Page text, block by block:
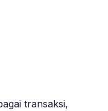
transaksi,